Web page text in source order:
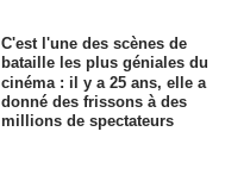
C'est l'une des scènes de
bataille les plus géniales du
cinéma : il y a 25 ans, elle a
donné des frissons à des
millions de spectateurs